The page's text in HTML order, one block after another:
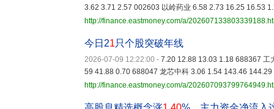
3.62 3.71 2.57 002603 以岭药业 6.58 2.73 16.25 16.53
http://finance.eastmoney.com/a/
今日21只个股突破年线
2026-07-09 12:22:00 - 7.20 12.88 13.03 1.18 688367 工
59 41.88 0.70 688047 龙芯中科 3.06 1.54 143.46
http://finance.eastmoney.com/a/